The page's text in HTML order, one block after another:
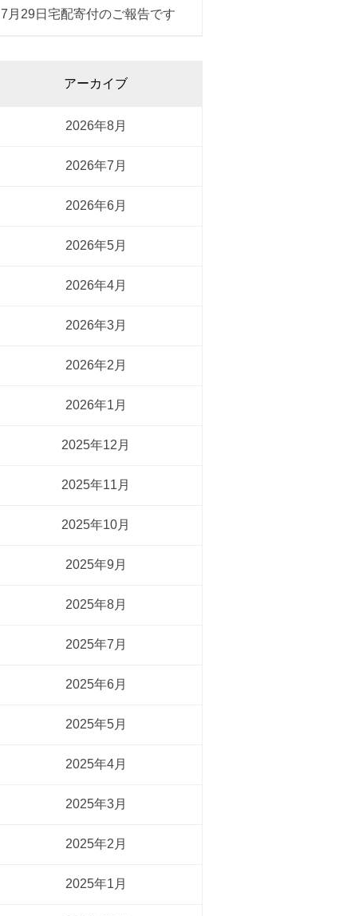
7月29日宅配寄付のご報告です
アーカイブ
2026年8月
2026年7月
2026年6月
2026年5月
2026年4月
2026年3月
2026年2月
2026年1月
2025年12月
2025年11月
2025年10月
2025年9月
2025年8月
2025年7月
2025年6月
2025年5月
2025年4月
2025年3月
2025年2月
2025年1月